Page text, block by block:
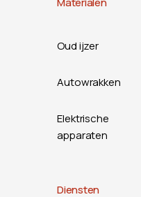
Oud ijzer
Autowrakken
Elektrische
apparaten
Diensten